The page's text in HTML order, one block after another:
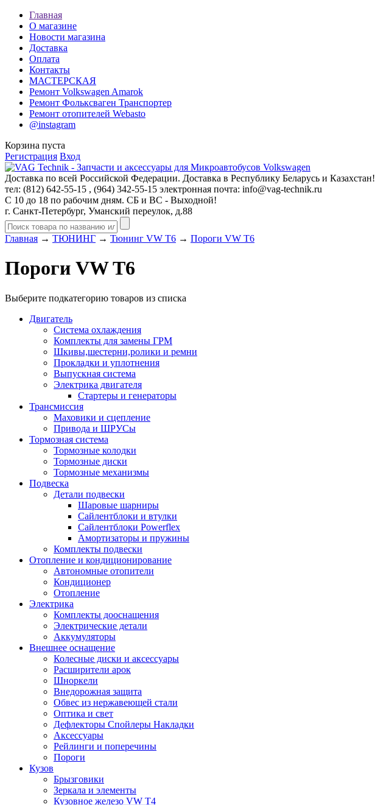
Главная
О магазине
Новости магазина
Доставка
Оплата
Контакты
МАСТЕРСКАЯ
Ремонт Volkswagen Amarok
Ремонт Фольксваген Транспортер
Ремонт отопителей Webasto
@instagram
Корзина пуста
Регистрация Вход
Доставка по всей Российской Федерации. Доставка в Республику Беларусь и Казахстан!
тел: (812) 642-55-15 , (964) 342-55-15 электронная почта: info@vag-technik.ru
С 10 до 18 по рабочим дням. СБ и ВС - Выходной!
г. Санкт-Петербург, Уманский переулок, д.88
Главная → ТЮНИНГ → Тюнинг VW T6 → Пороги VW T6
Пороги VW T6
Выберите подкатегорию товаров из списка
Двигатель
Система охлаждения
Комплекты для замены ГРМ
Шкивы,шестерни,ролики и ремни
Прокладки и уплотнения
Выпускная система
Электрика двигателя
Стартеры и генераторы
Трансмиссия
Маховики и сцепление
Привода и ШРУСы
Тормозная система
Тормозные колодки
Тормозные диски
Тормозные механизмы
Подвеска
Детали подвески
Шаровые шарниры
Сайлентблоки и втулки
Сайлентблоки Powerflex
Амортизаторы и пружины
Комплекты подвески
Отопление и кондиционирование
Автономные отопители
Кондиционер
Отопление
Электрика
Комплекты дооснащения
Электрические детали
Аккумуляторы
Внешнее оснащение
Колесные диски и аксессуары
Расширители арок
Шноркели
Внедорожная защита
Обвес из нержавеющей стали
Оптика и свет
Дефлекторы Спойлеры Накладки
Аксессуары
Рейлинги и поперечины
Пороги
Кузов
Брызговики
Зеркала и элементы
Кузовное железо VW T4